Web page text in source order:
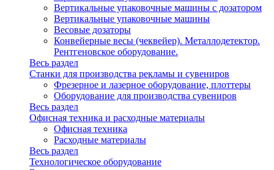
Вертикальные упаковочные машины с дозатором
Вертикальные упаковочные машины
Весовые дозаторы
Конвейерные весы (чеквейер). Металлодетектор.
Рентгеновское оборудование.
Весь раздел
Станки для производства рекламы и сувениров
Фрезерное и лазерное оборудование, плоттеры
Оборудование для производства сувениров
Весь раздел
Офисная техника и расходные материалы
Офисная техника
Расходные материалы
Весь раздел
Технологическое оборудование